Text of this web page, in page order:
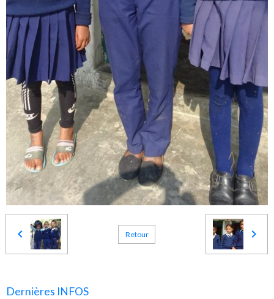
Retour
Dernières INFOS